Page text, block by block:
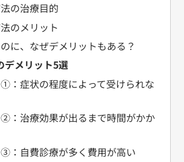
の治療目的
のメリット
に、なぜデメリットもある？
デメリット5選
：症状の程度によって受けられな
：治療効果が出るまで時間がかか
：自費診療が多く費用が高い